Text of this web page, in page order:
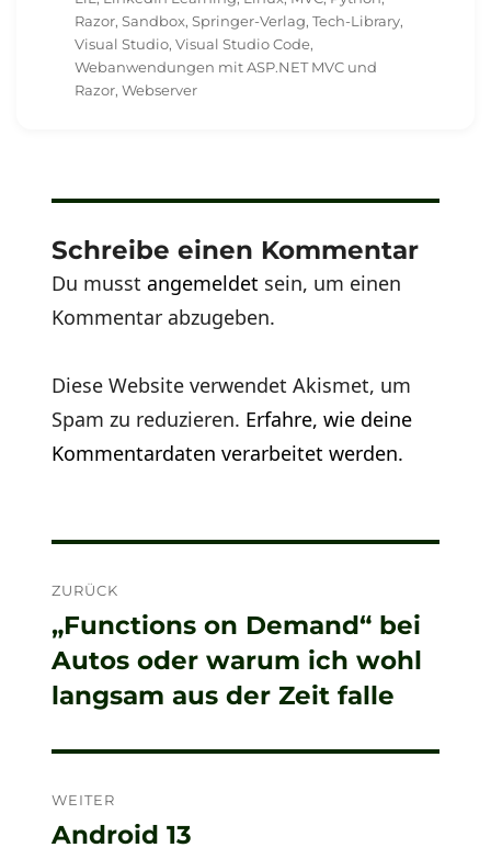
Razor,Sandbox,Springer-Verlag,Tech-Library,
Visual Studio,Visual Studio Code,
Webanwendungen mit ASP.NET MVC und
Razor,Webserver
Schreibe einen Kommentar
Du musstangemeldet sein, um einen
Kommentar abzugeben.
Diese Website verwendet Akismet, um
Spam zu reduzieren. Erfahre, wie deine
Kommentardaten verarbeitet werden.
ZURÜCK
Vorheriger
Beitrag:
„Functions on Demand“ bei
Autos oder warum ich wohl
langsam aus der Zeit falle
WEITER
Nächster
Android 13